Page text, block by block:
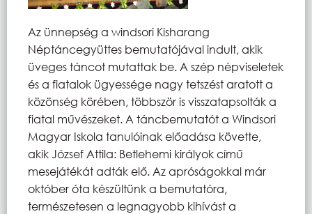
Az ünnepség a windsori Kisharang
Néptáncegyüttes bemutatójával indult, akik
üveges táncot mutattak be. A szép népviseletek
és a fiatalok ügyessége nagy tetszést aratott a
közönség körében, többször is visszatapsolták a
fiatal művészeket. A táncbemutatót a Windsori
Magyar Iskola tanulóinak előadása követte,
akik József Attila: Betlehemi királyok című
mesejátékát adták elő. Az apróságokkal már
október óta készültünk a bemutatóra,
természetesen a legnagyobb kihívást a